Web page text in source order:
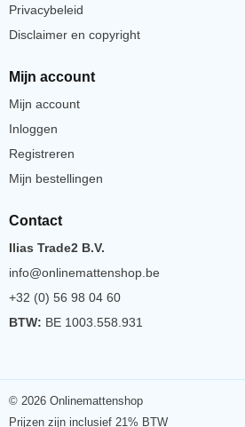
Privacybeleid
Disclaimer en copyright
Mijn account
Mijn account
Inloggen
Registreren
Mijn bestellingen
Contact
Ilias Trade2 B.V.
info@onlinemattenshop.be
+32 (0) 56 98 04 60
BTW: BE 1003.558.931
© 2026 Onlinemattenshop
Prijzen zijn inclusief 21% BTW